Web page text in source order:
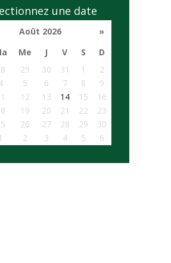
une date
Août 2026
»
Me J V S
D
29 30 31 1
2
5 6 7 8
9
12 13 14 15
16
19 20 21 22
23
26 27 28 29
30
1 2 3 4 5 6